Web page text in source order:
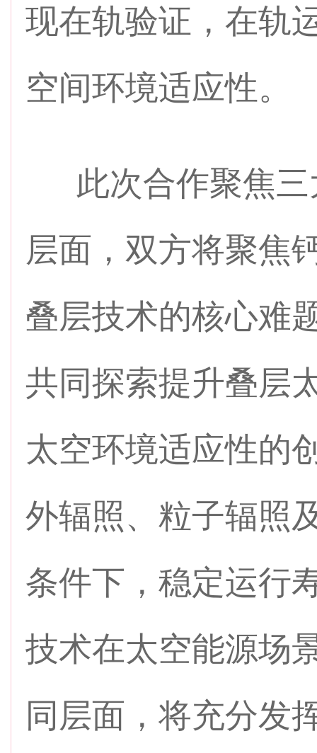
现在轨验证，在轨
空间环境适应性。
此次合作聚焦三
层面，双方将聚焦
叠层技术的核心难
共同探索提升叠层
太空环境适应性的
外辐照、粒子辐照
条件下，稳定运行
技术在太空能源场
同层面，将充分发